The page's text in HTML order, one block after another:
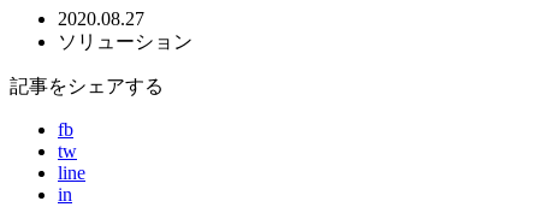
2020.08.27
ソリューション
記事をシェアする
fb
tw
line
in